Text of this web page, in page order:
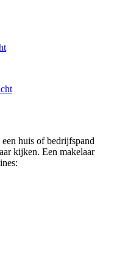
huis of bedrijfspand
kijken. Een makelaar